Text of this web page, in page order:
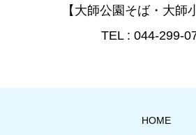
【大師公園そば・大師
TEL : 044-299-
HOME